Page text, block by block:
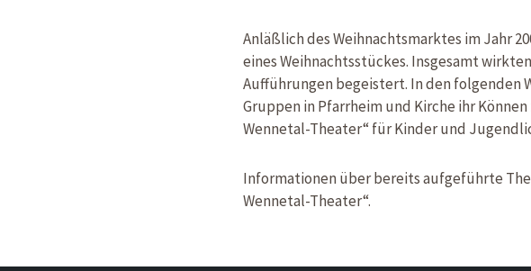
Anläßlich des Weihnachtsmarktes im Jahr
eines Weihnachtsstückes. Insgesamt
Aufführungen begeistert. In den folgenden
Gruppen in Pfarrheim und Kirche ihr
Wennetal-Theater“ für Kinder und
Informationen über bereits aufgeführte
Wennetal-Theater“.